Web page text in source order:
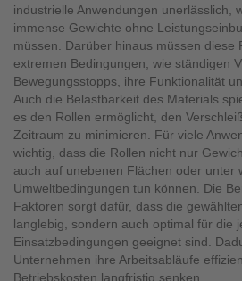
industrielle Anwendungen unerlässlich,
immense Gewichte ohne
müssen. Darüber hinaus müssen diese
extremen Bedingungen, wie ständigen
Bewegungsstopps, ihre Funktionalität
Auch die Belastbarkeit des Materials
es den Rollen ermöglicht, den
Zeitraum zu minimieren. Für viele
wichtig, dass die Rollen nicht nur
auch auf unebenen Flächen oder unter
Umweltbedingungen tun können. Die
Faktoren sorgt dafür, dass die
langlebig, sondern auch optimal für die
Einsatzbedingungen geeignet sind.
Unternehmen ihre Arbeitsabläufe
Betriebskosten langfristig senken.